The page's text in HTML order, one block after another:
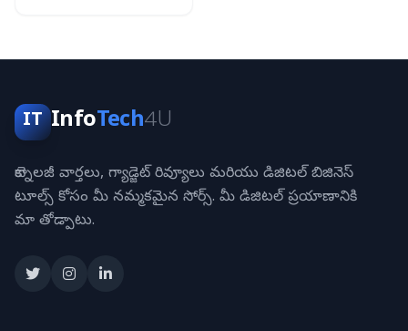
IT InfoTech4U
టెక్నాలజీ వార్తలు, గ్యాడ్జెట్ రివ్యూలు మరియు డిజిటల్ బిజినెస్
టూల్స్ కోసం మీ నమ్మకమైన సోర్స్. మీ డిజిటల్ ప్రయాణానికి
మా తోడ్పాటు.